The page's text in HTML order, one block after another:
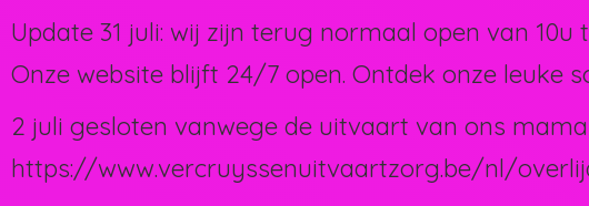
Update 31 juli: wij zijn terug normaal open van 10u
Onze website blijft 24/7 open. Ontdek onze leuke
2 juli gesloten vanwege de uitvaart van ons
https://www.vercruyssenuitvaartzorg.be/nl/